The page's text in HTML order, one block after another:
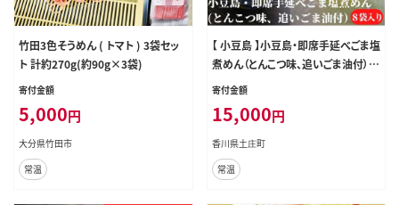
竹田3色そうめん ( トマト ) 3袋セッ
ト 計約270g(約90g×3袋)
寄付金額
5,000円
大分県竹田市
常温
【 小豆島 】小豆島・即席手延べごま塩
煮めん（とんこつ味、追いごま油付）
手延べ 麺 麺類 即席 手軽 簡単 豚骨
香川県 土庄 土庄町
寄付金額
15,000円
香川県土庄町
常温